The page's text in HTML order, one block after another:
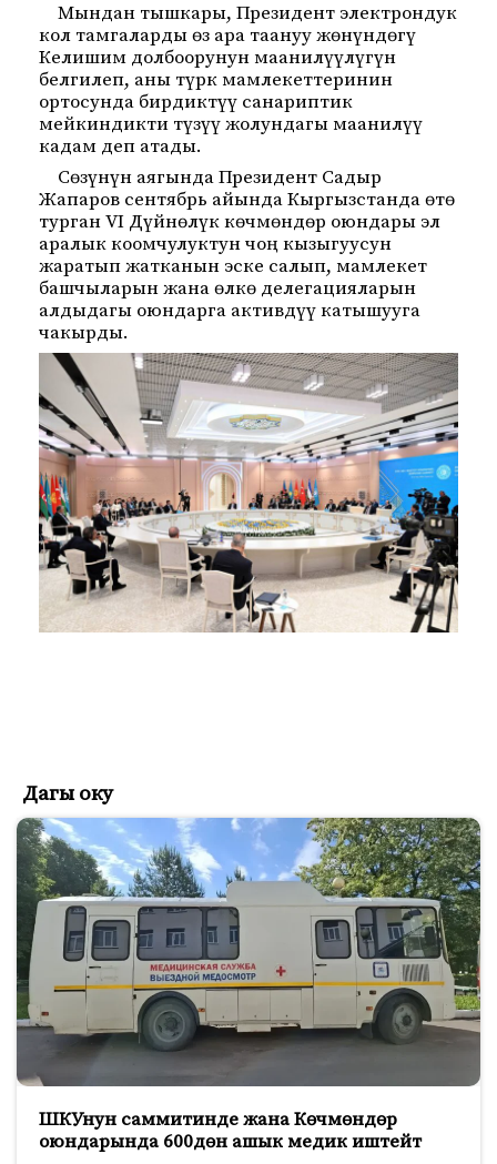
Мындан тышкары, Президент электрондук
кол тамгаларды өз ара таануу жөнүндөгү
Келишим долбоорунун маанилүүлүгүн
белгилеп, аны түрк мамлекеттеринин
ортосунда бирдиктүү санариптик
мейкиндикти түзүү жолундагы маанилүү
кадам деп атады.
Сөзүнүн аягында Президент Садыр
Жапаров сентябрь айында Кыргызстанда өтө
турган VI Дүйнөлүк көчмөндөр оюндары эл
аралык коомчулуктун чоң кызыгуусун
жаратып жатканын эске салып, мамлекет
башчыларын жана өлкө делегацияларын
алдыдагы оюндарга активдүү катышууга
чакырды.
Дагы оку
ШКУнун саммитинде жана Көчмөндөр
оюндарында 600дөн ашык медик иштейт